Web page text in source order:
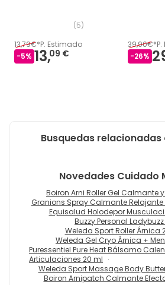
(5)
13,79€*P. Estimado
-5% 13,09 €
39,90€*
-26%
Busquedas relacionadas
Novedades Cuidado
Boiron Arni Roller Gel Calmante
Granions Spray Calmante Relajante
Equisalud Holodepor
Buzzy Personal Ladybuzz
Weleda Sport Roller Árnica
Weleda Gel Cryo Árnica +
Puressentiel Pure Heat Bálsamo
Articulaciones 20 ml
Weleda Sport Massage Body
Boiron Arnipatch Calmante